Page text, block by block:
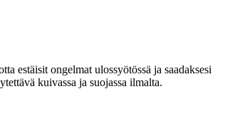
estäisit ongelmat ulossyötössä ja saadaksesi
kuivassa ja suojassa ilmalta.